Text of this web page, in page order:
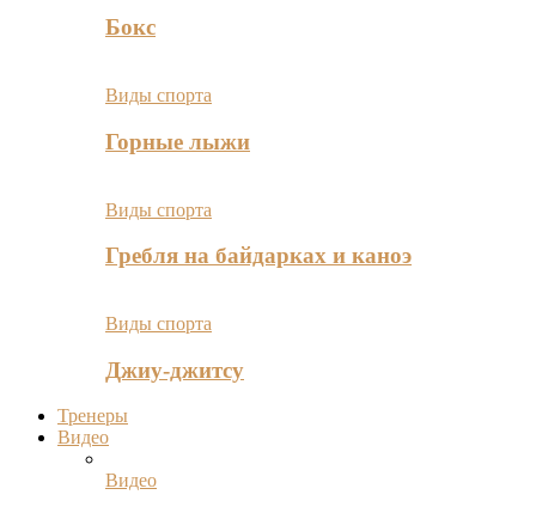
Бокс
Виды спорта
Горные лыжи
Виды спорта
Гребля на байдарках и каноэ
Виды спорта
Джиу-джитсу
Тренеры
Видео
Видео